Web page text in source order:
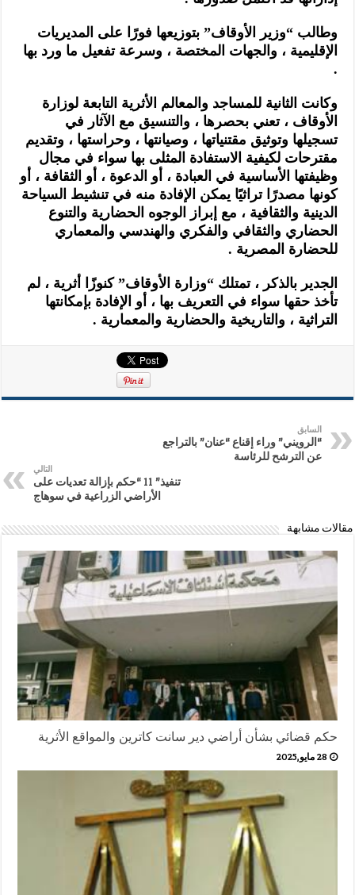
وطالب “وزير الأوقاف” بتوزيعها فورًا على المديريات
الإقليمية ، والجهات المختصة ، وسرعة تفعيل ما ورد بها
.
وكانت الثانية للمساجد والمعالم الأثرية التابعة لوزارة
الأوقاف ، تعني بحصرها ، والتنسيق مع الآثار في
تسجيلها وتوثيق مقتنياتها ، وصيانتها ، وحراستها ، وتقديم
مقترحات لكيفية الاستفادة المثلى بها سواء في مجال
وظيفتها الأساسية في العبادة ، أو الدعوة ، أو الثقافة ، أو
كونها مصدرًا تراثيًا يمكن الإفادة منه في تنشيط السياحة
الدينية والثقافية ، مع إبراز الوجوه الحضارية والتنوع
الحضاري والثقافي والفكري والهندسي والمعماري
للحضارة المصرية .
الجدير بالذكر ، تمتلك “وزارة الأوقاف” كنوزًا أثرية ، لم
تأخذ حقها سواء في التعريف بها ، أو الإفادة بإمكانتها
التراثية ، والتاريخية والحضارية والمعمارية .
السابق
“الرويني” وراء إقناع “عنان” بالتراجع
عن الترشح للرئاسة
التالي
تنفيذ” 11 “حكم بإزالة تعديات على
الأراضي الزراعية في سوهاج
مقالات مشابهة
حكم قضائي بشأن أراضي دير سانت كاترين والمواقع الأثرية
28 مايو,2025